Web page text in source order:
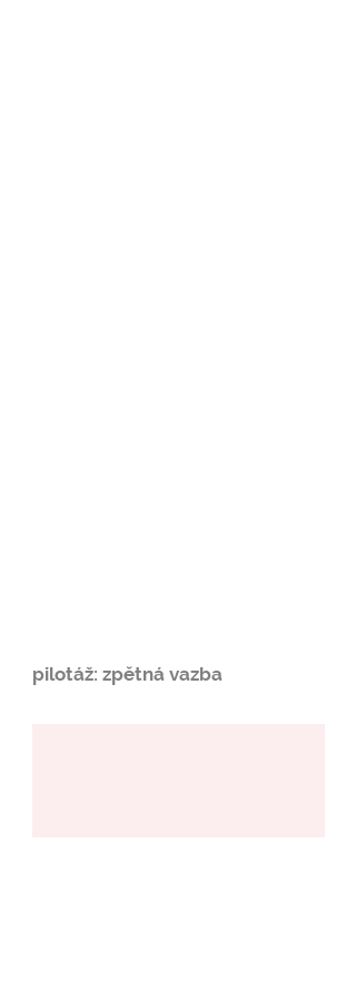
pilotáž: zpětná vazba